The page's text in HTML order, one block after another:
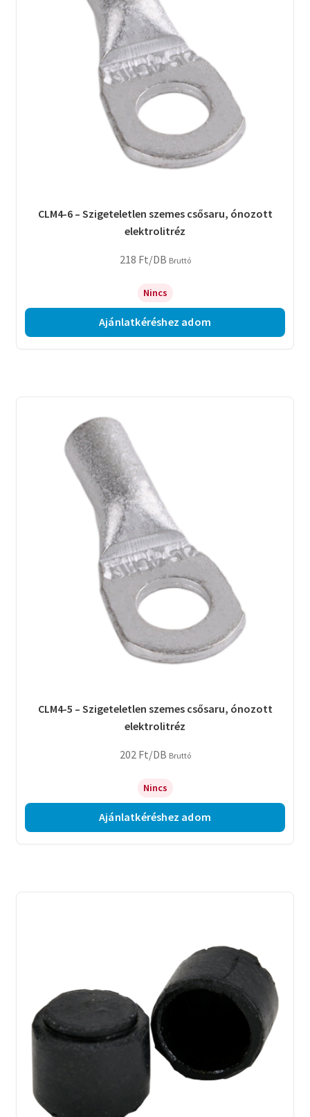
CLM4-6 – Szigeteletlen szemes csősaru, ónozott
elektrolitréz
218 Ft/DB Bruttó
Nincs
Ajánlatkéréshez adom
CLM4-5 – Szigeteletlen szemes csősaru, ónozott
elektrolitréz
202 Ft/DB Bruttó
Nincs
Ajánlatkéréshez adom